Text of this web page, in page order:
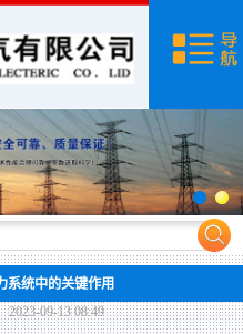
系统中的关键作用
09-13 08:49
产品展示
新闻资讯
荣誉资质
关于我们
联系我们